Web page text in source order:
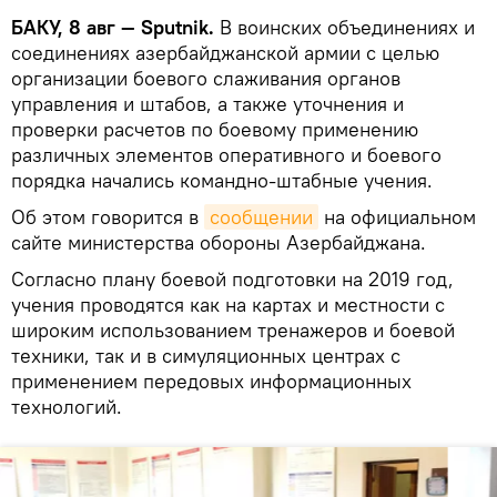
БАКУ, 8 авг — Sputnik. В воинских объединениях и
соединениях азербайджанской армии с целью
организации боевого слаживания органов
управления и штабов, а также уточнения и
проверки расчетов по боевому применению
различных элементов оперативного и боевого
порядка начались командно-штабные учения.
Об этом говорится в сообщении на официальном
сайте министерства обороны Азербайджана.
Согласно плану боевой подготовки на 2019 год,
учения проводятся как на картах и местности с
широким использованием тренажеров и боевой
техники, так и в симуляционных центрах с
применением передовых информационных
технологий.